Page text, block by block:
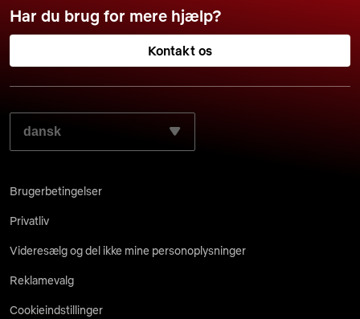
Har du brug for mere hjælp?
Kontakt os
VÆLG DIT FORETRUKNE SPROG:
Brugerbetingelser
Privatliv
Videresælg og del ikke mine personoplysninger
Reklamevalg
Cookieindstillinger